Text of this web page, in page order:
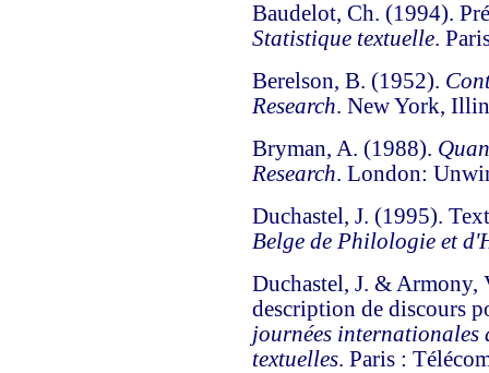
Baudelot, Ch. (1994).
Statistique textuelle.
Berelson, B. (1952).
Research. New York,
Bryman, A. (1988).
Research. London:
Duchastel, J. (1995).
Belge de Philologie et
Duchastel, J. & Armony,
description de discours
journées internationales
textuelles. Paris :